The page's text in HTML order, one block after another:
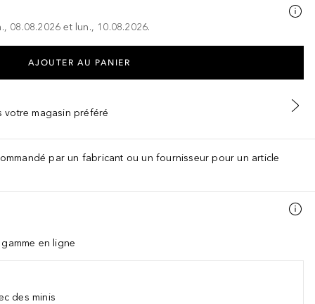
08.08.2026 et lun., 10.08.2026.
AJOUTER AU PANIER
votre magasin préféré
par un fabricant ou un fournisseur pour un article
en ligne
des minis